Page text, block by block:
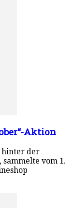
Aktion
hinter der
vom 1.